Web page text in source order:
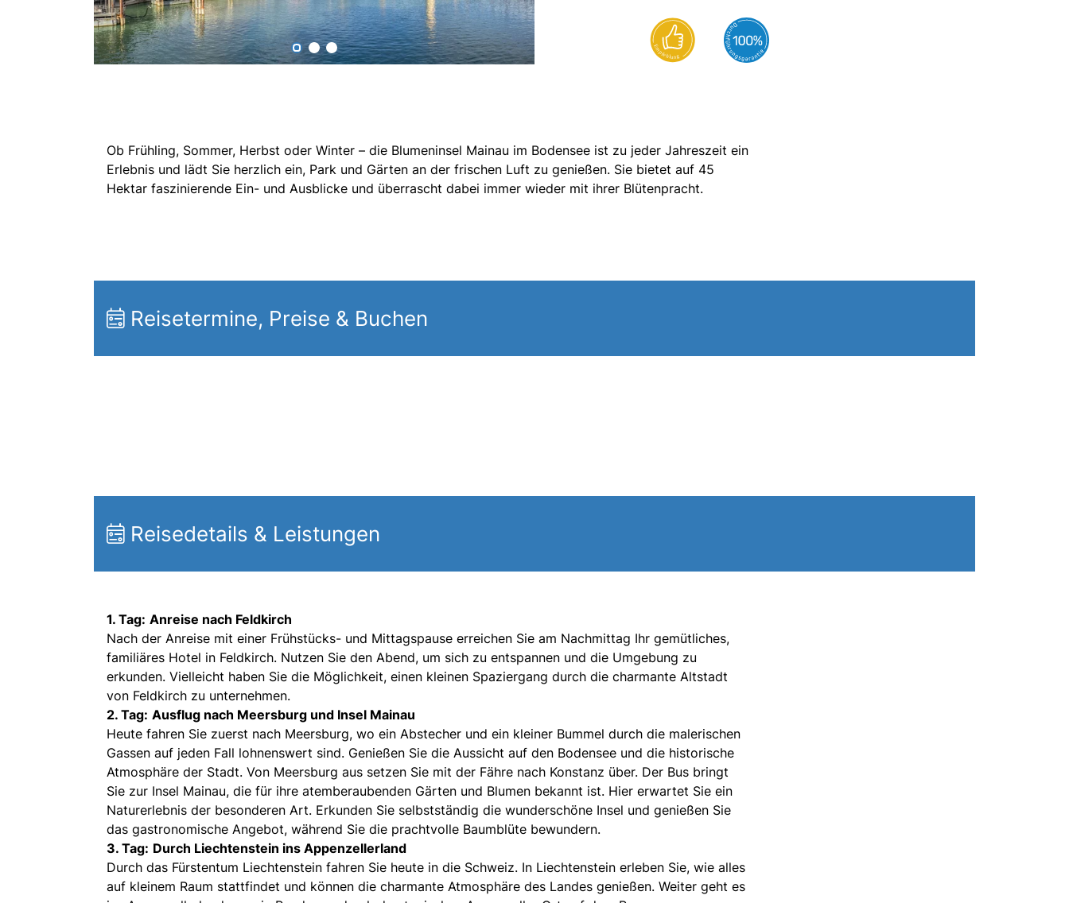
Ob Frühling, Sommer, Herbst oder Winter – die Blumeninsel Mainau im Bodensee ist zu jeder Jahreszeit ein
Erlebnis und lädt Sie herzlich ein, Park und Gärten an der frischen Luft zu genießen. Sie bietet auf 45
Hektar faszinierende Ein- und Ausblicke und überrascht dabei immer wieder mit ihrer Blütenpracht.
Reisetermine, Preise & Buchen
Reisedetails & Leistungen
1. Tag: Anreise nach Feldkirch
Nach der Anreise mit einer Frühstücks- und Mittagspause erreichen Sie am Nachmittag Ihr gemütliches,
familiäres Hotel in Feldkirch. Nutzen Sie den Abend, um sich zu entspannen und die Umgebung zu
erkunden. Vielleicht haben Sie die Möglichkeit, einen kleinen Spaziergang durch die charmante Altstadt
von Feldkirch zu unternehmen.
2. Tag: Ausflug nach Meersburg und Insel Mainau
Heute fahren Sie zuerst nach Meersburg, wo ein Abstecher und ein kleiner Bummel durch die malerischen
Gassen auf jeden Fall lohnenswert sind. Genießen Sie die Aussicht auf den Bodensee und die historische
Atmosphäre der Stadt. Von Meersburg aus setzen Sie mit der Fähre nach Konstanz über. Der Bus bringt
Sie zur Insel Mainau, die für ihre atemberaubenden Gärten und Blumen bekannt ist. Hier erwartet Sie ein
Naturerlebnis der besonderen Art. Erkunden Sie selbstständig die wunderschöne Insel und genießen Sie
das gastronomische Angebot, während Sie die prachtvolle Baumblüte bewundern.
3. Tag: Durch Liechtenstein ins Appenzellerland
Durch das Fürstentum Liechtenstein fahren Sie heute in die Schweiz. In Liechtenstein erleben Sie, wie alles
auf kleinem Raum stattfindet und können die charmante Atmosphäre des Landes genießen. Weiter geht es